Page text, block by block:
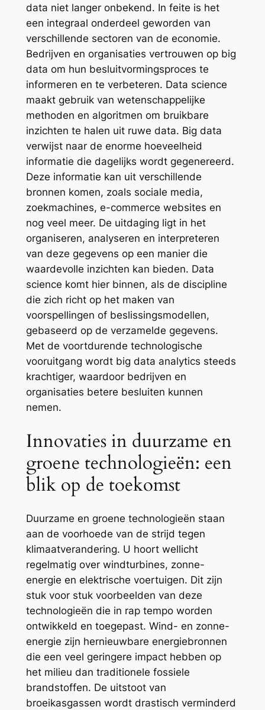
data niet langer onbekend. In feite is het
een integraal onderdeel geworden van
verschillende sectoren van de economie.
Bedrijven en organisaties vertrouwen op big
data om hun besluitvormingsproces te
informeren en te verbeteren. Data science
maakt gebruik van wetenschappelijke
methoden en algoritmen om bruikbare
inzichten te halen uit ruwe data. Big data
verwijst naar de enorme hoeveelheid
informatie die dagelijks wordt gegenereerd.
Deze informatie kan uit verschillende
bronnen komen, zoals sociale media,
zoekmachines, e-commerce websites en
nog veel meer. De uitdaging ligt in het
organiseren, analyseren en interpreteren
van deze gegevens op een manier die
waardevolle inzichten kan bieden. Data
science komt hier binnen, als de discipline
die zich richt op het maken van
voorspellingen of beslissingsmodellen,
gebaseerd op de verzamelde gegevens.
Met de voortdurende technologische
vooruitgang wordt big data analytics steeds
krachtiger, waardoor bedrijven en
organisaties betere besluiten kunnen
nemen.
Innovaties in duurzame en
groene technologieën: een
blik op de toekomst
Duurzame en groene technologieën staan
aan de voorhoede van de strijd tegen
klimaatverandering. U hoort wellicht
regelmatig over windturbines, zonne-
energie en elektrische voertuigen. Dit zijn
stuk voor stuk voorbeelden van deze
technologieën die in rap tempo worden
ontwikkeld en toegepast. Wind- en zonne-
energie zijn hernieuwbare energiebronnen
die een veel geringere impact hebben op
het milieu dan traditionele fossiele
brandstoffen. De uitstoot van
broeikasgassen wordt drastisch verminderd